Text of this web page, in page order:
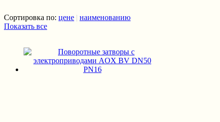
Сортировка по: цене | наименованию
Показать все